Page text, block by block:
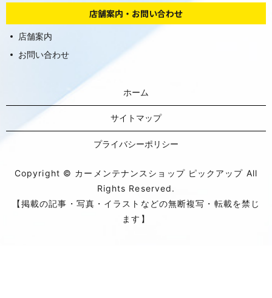
店舗案内・お問い合わせ
店舗案内
お問い合わせ
ホーム
サイトマップ
プライバシーポリシー
Copyright © カーメンテナンスショップ ピックアップ All
Rights Reserved.
【掲載の記事・写真・イラストなどの無断複写・転載を禁じ
ます】